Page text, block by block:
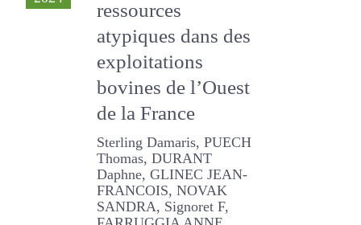
exploitations
bovines de l’Ouest
de la France
Sterling Damaris, PUECH
Thomas, DURANT Daphne,
GLINEC JEAN-FRANCOIS,
NOVAK SANDRA, Signoret
F, FARRUGGIA ANNE
recherche (scientifique
original)